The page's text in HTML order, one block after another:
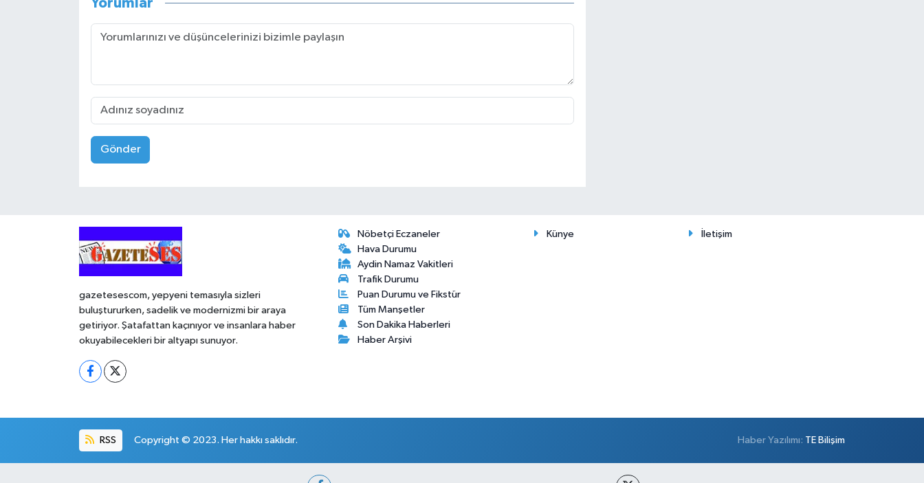
Yorumlar
Gönder
gazetesescom, yepyeni temasıyla sizleri
buluştururken, sadelik ve modernizmi bir araya
getiriyor. Şatafattan kaçınıyor ve insanlara haber
okuyabilecekleri bir altyapı sunuyor.
Nöbetçi Eczaneler
Hava Durumu
Aydin Namaz Vakitleri
Trafik Durumu
Puan Durumu ve Fikstür
Tüm Manşetler
Son Dakika Haberleri
Haber Arşivi
Künye İletişim
RSS Copyright © 2023. Her hakkı saklıdır. Haber Yazılımı: TE Bilişim